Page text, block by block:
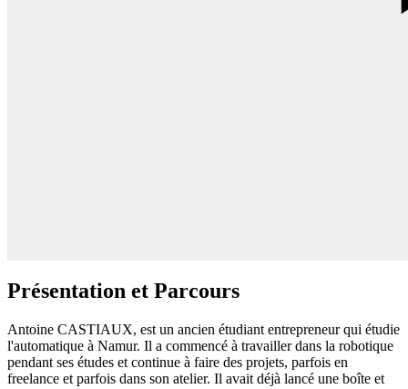
Présentation et Parcours
Antoine CASTIAUX, est un ancien étudiant entrepreneur qui étudie
l'automatique à Namur. Il a commencé à travailler dans la robotique
pendant ses études et continue à faire des projets, parfois en
freelance et parfois dans son atelier. Il avait déjà lancé une boîte et